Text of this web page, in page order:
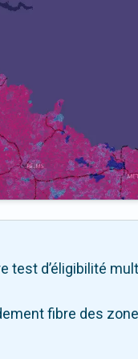
test d’éligibilité
fibre des